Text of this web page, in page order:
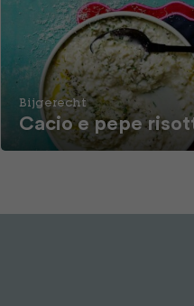
Bijgerecht
Cacio e pepe